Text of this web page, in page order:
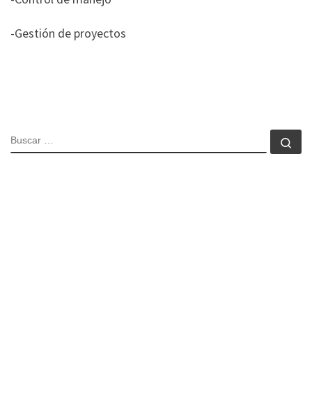
-Gestión de proyectos
BUSCAR